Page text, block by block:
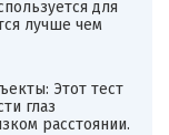
для
лучше чем
Этот тест
глаз
расстоянии.